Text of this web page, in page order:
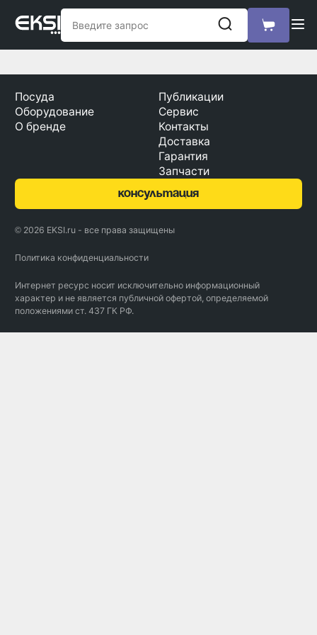
Посуда
Оборудование
О бренде
Публикации
Сервис
Контакты
Доставка
Гарантия
Запчасти
консультация
© 2026 EKSI.ru - все права защищены
Политика конфиденциальности
Интернет ресурс носит исключительно информационный
характер и не является публичной офертой, определяемой
положениями ст. 437 ГК РФ.